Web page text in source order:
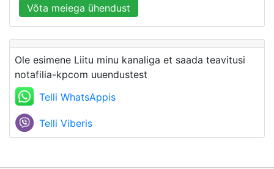
Võta meiega ühendust
Ole esimene Liitu minu kanaliga et saada teavitusi
notafilia-kpcom uuendustest
Telli WhatsAppis
Telli Viberis